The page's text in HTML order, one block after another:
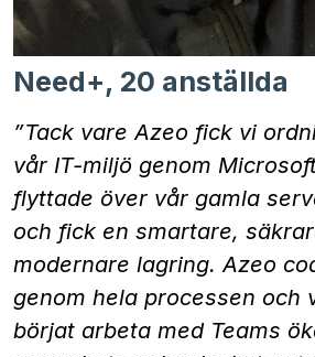
Need+, 20 anställda
”Tack vare Azeo fick vi
vår IT-miljö genom
flyttade över vår gamla
och fick en smartare,
modernare lagring. Azeo
genom hela processen och
börjat arbeta med Teams